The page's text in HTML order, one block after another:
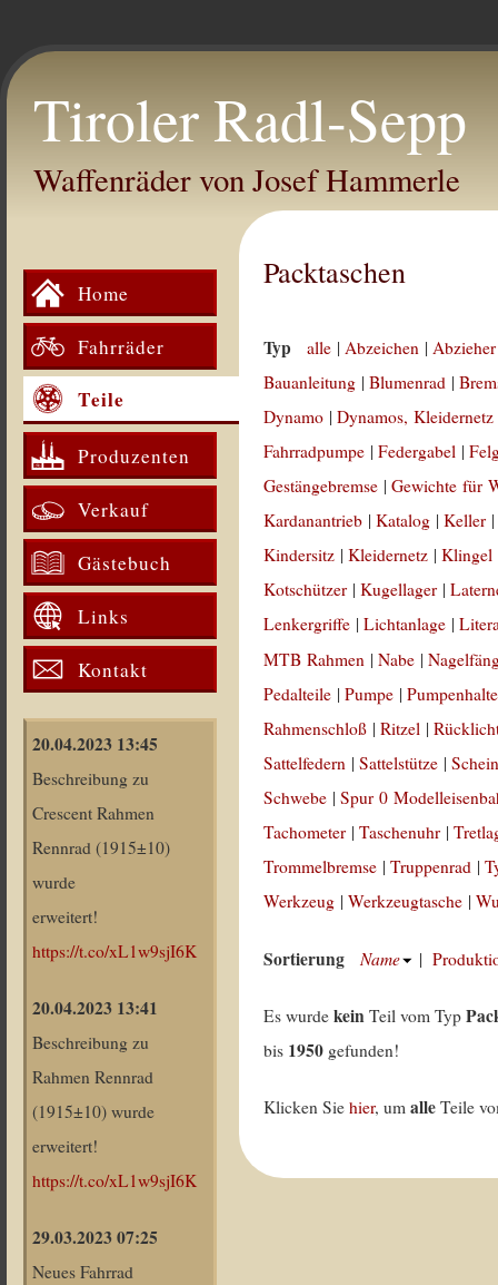
Tiroler Radl-Sepp
Waffenräder von Josef Hammerle
Home
Fahrräder
Teile
Produzenten
Verkauf
Gästebuch
Links
Kontakt
20.04.2023 13:45
Beschreibung zu
Crescent Rahmen
Rennrad (1915±10)
wurde
erweitert!
https://t.co/xL1w9sjI6K
20.04.2023 13:41
Beschreibung zu
Rahmen Rennrad
(1915±10) wurde
erweitert!
https://t.co/xL1w9sjI6K
29.03.2023 07:25
Neues Fahrrad
Packtaschen
Typ alle |Abzeichen |
Bauanleitung |Blumenrad |
Dynamo |Dynamos, Kleidernetz
Fahrradpumpe |Federgabel |
Gestängebremse |Gewichte für
Kardanantrieb |Katalog |Keller
Kindersitz |Kleidernetz |Klingel
Kotschützer |Kugellager |
Lenkergriffe |Lichtanlage |
MTB Rahmen |Nabe |
Pedalteile |Pumpe |
Rahmenschloß |Ritzel |
Sattelfedern |Sattelstütze |
Schwebe |Spur 0
Tachometer |Taschenuhr |
Trommelbremse |Truppenrad |
Werkzeug |Werkzeugtasche |
Sortierung Name |
Es wurdekein Teil vom Typ
bis 1950 gefunden!
Klicken Siehier, umalle Teile